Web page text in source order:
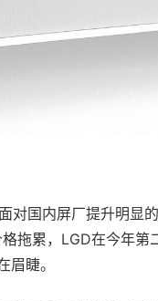
对国内屏厂提升明显
拖累，LGD在今年第
睫。